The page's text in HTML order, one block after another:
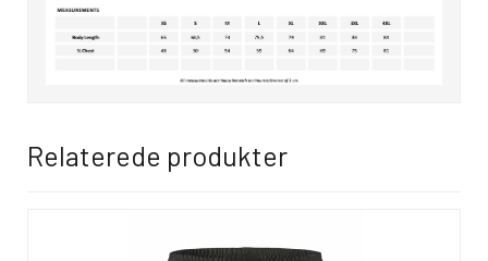
Relaterede produkter